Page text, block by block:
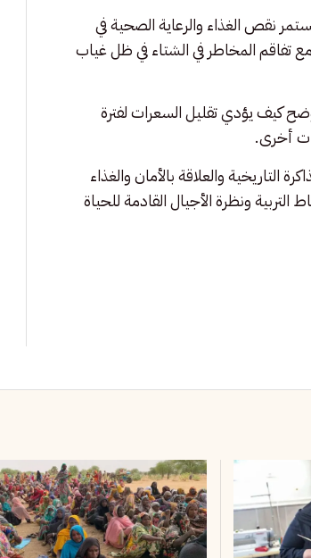
نقص الغذاء والرعاية الصحية في
تفاقم المخاطر في الشتاء في ظل غياب
بوصفها مثالاً علمياً يوضح كيف يؤدي تقليل السعرات لفترة
أخرى.
والعلاقة بالأمان والغذاء
ونظرة الأجيال القادمة للحياة